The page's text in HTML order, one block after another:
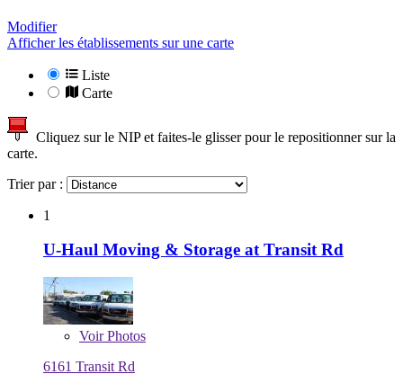
Modifier
Afficher les établissements sur une carte
Liste
Carte
Cliquez sur le NIP et faites-le glisser pour le repositionner sur la
carte.
Trier par :
1
U-Haul Moving & Storage at Transit Rd
VoirPhotos
6161 Transit Rd